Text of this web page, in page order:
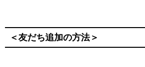
＜友だち追加の方法＞